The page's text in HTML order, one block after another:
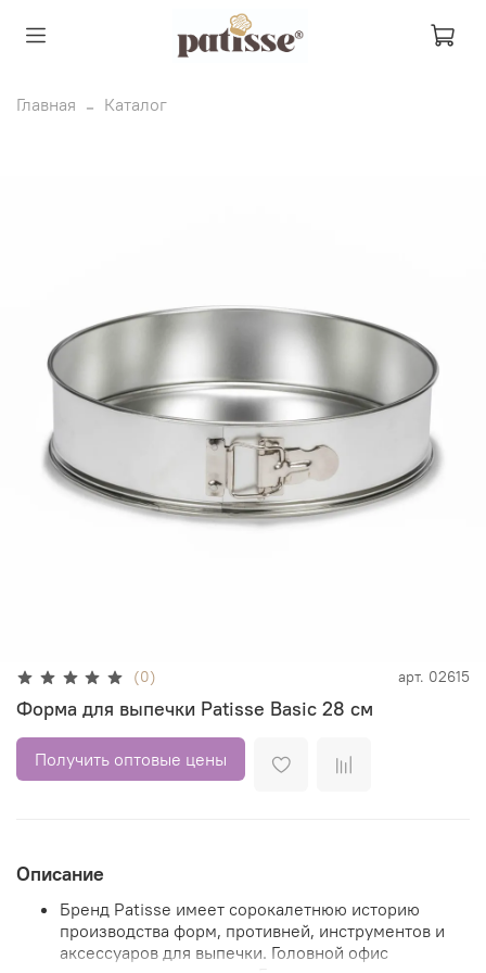
Главная Каталог
(0) арт. 02615
Форма для выпечки Patisse Basic 28 см
Получить оптовые цены
Описание
Бренд Patisse имеет сорокалетнюю историю
производства форм, противней, инструментов и
аксессуаров для выпечки. Головной офис